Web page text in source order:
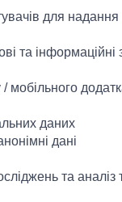
для надання
та
мобільного
даних
дані
та аналіз